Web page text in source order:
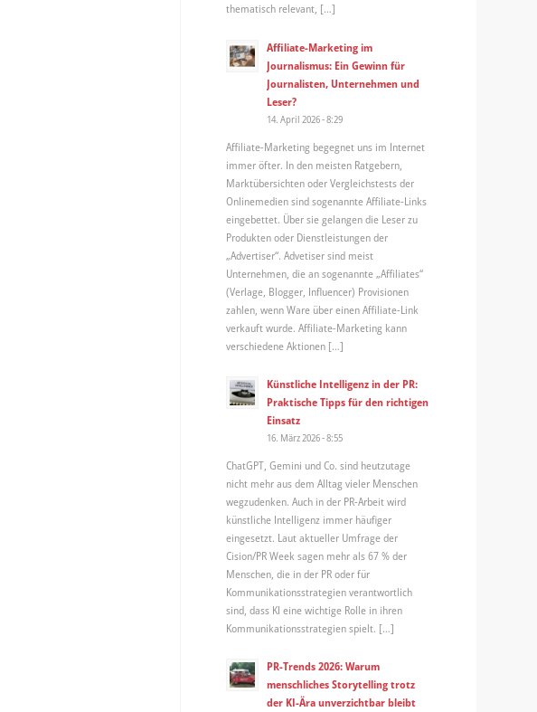
thematisch relevant, […]
Affiliate-Marketing im
Journalismus: Ein Gewinn für
Journalisten, Unternehmen und
Leser?
14. April 2026 - 8:29
Affiliate-Marketing begegnet uns im Internet
immer öfter. In den meisten Ratgebern,
Marktübersichten oder Vergleichstests der
Onlinemedien sind sogenannte Affiliate-Links
eingebettet. Über sie gelangen die Leser zu
Produkten oder Dienstleistungen der
„Advertiser“. Advetiser sind meist
Unternehmen, die an sogenannte „Affiliates“
(Verlage, Blogger, Influencer) Provisionen
zahlen, wenn Ware über einen Affiliate-Link
verkauft wurde. Affiliate-Marketing kann
verschiedene Aktionen […]
Künstliche Intelligenz in der PR:
Praktische Tipps für den richtigen
Einsatz
16. März 2026 - 8:55
ChatGPT, Gemini und Co. sind heutzutage
nicht mehr aus dem Alltag vieler Menschen
wegzudenken. Auch in der PR-Arbeit wird
künstliche Intelligenz immer häufiger
eingesetzt. Laut aktueller Umfrage der
Cision/PR Week sagen mehr als 67 % der
Menschen, die in der PR oder für
Kommunikationsstrategien verantwortlich
sind, dass KI eine wichtige Rolle in ihren
Kommunikationsstrategien spielt. […]
PR-Trends 2026: Warum
menschliches Storytelling trotz
der KI-Ära unverzichtbar bleibt